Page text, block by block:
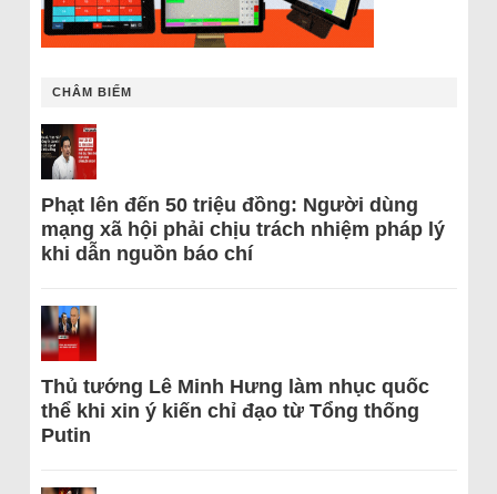
CHÂM BIẾM
Phạt lên đến 50 triệu đồng: Người dùng
mạng xã hội phải chịu trách nhiệm pháp lý
khi dẫn nguồn báo chí
Thủ tướng Lê Minh Hưng làm nhục quốc
thể khi xin ý kiến chỉ đạo từ Tổng thống
Putin